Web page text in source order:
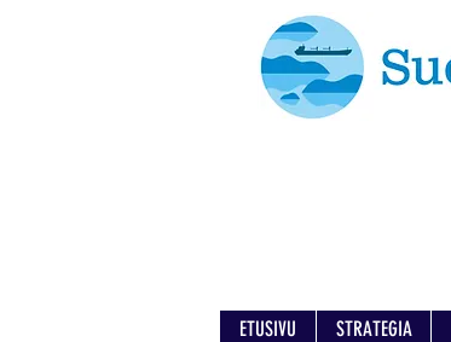
ETUSIVU STRATEGIA